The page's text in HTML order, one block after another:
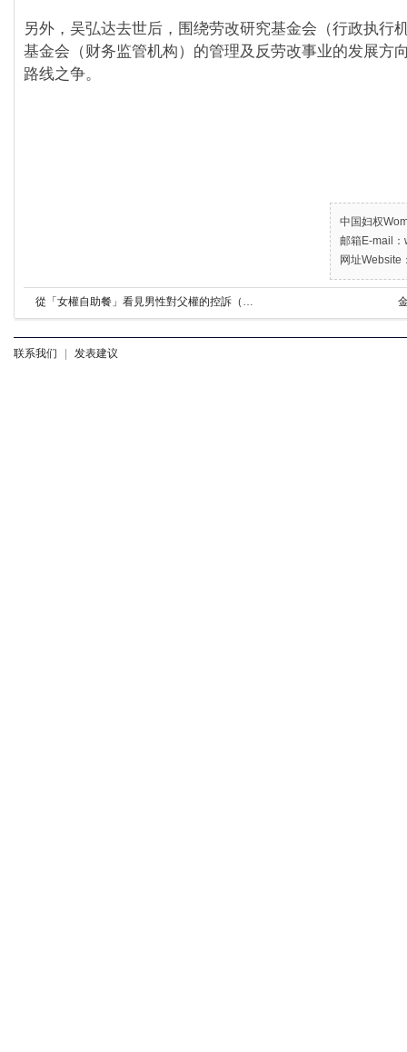
另外，吴弘达去世后，围绕劳改研究基金会（行政执行
基金会（财务监管机构）的管理及反劳改事业的发展方
路线之争。
中国妇权
邮箱E-mail
网址Website
從「女權自助餐」看見男性對父權的控訴（上）
联系我们 发表建议